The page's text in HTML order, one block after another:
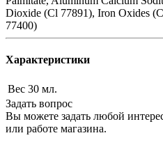
Dioxide (Cl 77891), Iron Oxides
77400)
Характеристики
Вес 30 мл.
Задать вопрос
Вы можете задать любой
или работе магазина.